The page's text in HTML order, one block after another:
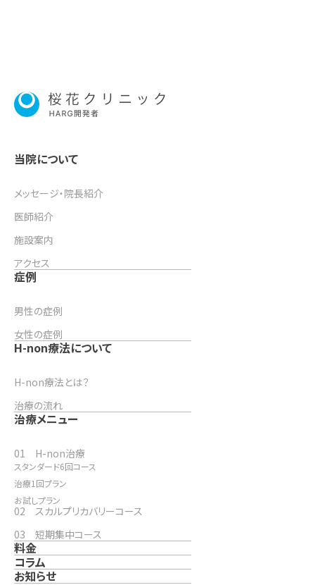
当院について
メッセージ・院長紹介
医師紹介
施設案内
アクセス
症例
男性の症例
女性の症例
H-non療法について
H-non療法とは？
治療の流れ
治療メニュー
01 H-non治療
スタンダード6回コース
治療1回プラン
お試しプラン
02 スカルプリカバリーコース
03 短期集中コース
料金
コラム
お知らせ